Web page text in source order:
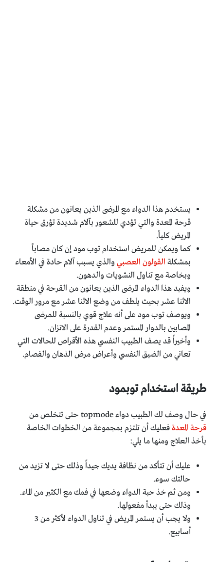
يستخدم هذا الدواء مع المرضى الذين يعانون من مشكلة
قرحة المعدة والتي تؤدي للشعور بآلام شديدة تؤرق حياة
المريض كلياً.
كما ويمكن للمريض استخدام توب مود إن كان مصاباً
بمشكلة القولون العصبي والذي يسبب آلام حادة في الأمعاء
وبخاصة مع تناول النشويات والدهون.
ويفيد هذا الدواء المرضى الذين يعانون من القرحة في منطقة
الاثنا عشر بحيث يلطف من وضع الاثنا عشر مع مرور الوقت.
ويوصف توب مود على أنه علاج قوي بالنسبة للمرضى
المصابين بالدوار المستمر وعدم القدرة على الاتزان.
وأخيراً قد يصف الطبيب النفسي هذه الأقراص للحالات التي
تعاني من الضيق النفسي وأعراض مرض الذهان والفصام.
طريقة استخدام توبمود
في حال وصف لك الطبيب دواء topmode حتى تتخلص من
قرحة المعدةفعليك أن تلتزم بمجموعة من الخطوات الخاصة
بأخذ العلاج ومنها ما يلي:
عليك أن تتأكد من نظافة يديك جيداً وذلك حتى لا تزيد من
حالتك سوء.
ومن ثم خذ حبة الدواء وضعها في فمك مع الكثير من الماء.
وذلك حتى يبدأ مفعولها.
ولا يجب أن يستمر المريض في تناول الدواء لأكثر من 3
أسابيع.